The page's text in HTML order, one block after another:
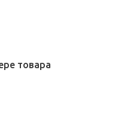
товара